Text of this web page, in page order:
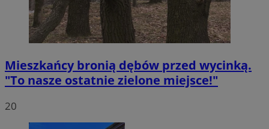
Mieszkańcy bronią dębów przed wycinką.
"To nasze ostatnie zielone miejsce!"
20